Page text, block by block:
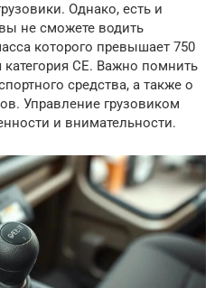
Однако, есть и
не сможете водить
которого превышает 750
категория CE. Важно помнить
средства, а также о
Управление грузовиком
и внимательности.